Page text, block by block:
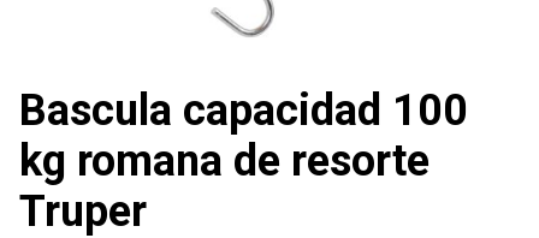
Bascula capacidad 100
kg romana de resorte
Truper